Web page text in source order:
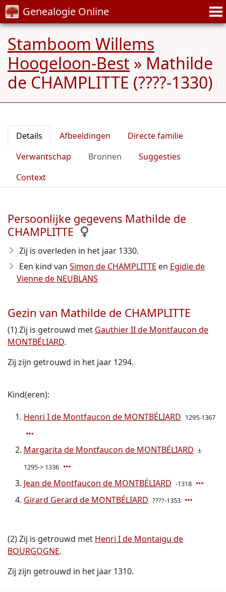
Genealogie Online
Stamboom Willems
Hoogeloon-Best » Mathilde
de CHAMPLITTE (????-1330)
Details Afbeeldingen
Directe familie
Verwantschap
Bronnen
Suggesties
Context
Persoonlijke gegevens Mathilde de
CHAMPLITTE
Zij is overleden in het jaar 1330.
Een kind van Simon de CHAMPLITTE en Egidie de
Vienne de NEUBLANS
Gezin van Mathilde de CHAMPLITTE
(1) Zij is getrouwd met Gauthier II de Montfaucon de
MONTBÉLIARD.
Zij zijn getrouwd in het jaar 1294.
Kind(eren):
Henri I de Montfaucon de MONTBÉLIARD 1295-1367
Margarita de Montfaucon de MONTBÉLIARD ±
1295-> 1336
Jean de Montfaucon de MONTBÉLIARD -1318
Girard Gerard de MONTBÉLIARD ????-1353
(2) Zij is getrouwd met Henri I de Montaigu de
BOURGOGNE.
Zij zijn getrouwd in het jaar 1310.